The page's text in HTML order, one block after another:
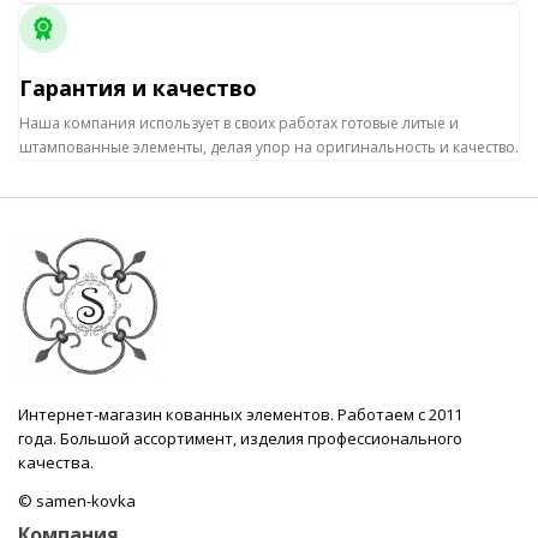
Гарантия и качество
Наша компания использует в своих работах готовые литые и
штампованные элементы, делая упор на оригинальность и качество.
Интернет-магазин кованных элементов. Работаем с 2011
года. Большой ассортимент, изделия профессионального
качества.
© samen-kovka